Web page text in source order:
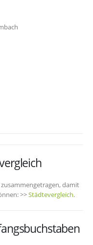
damit
>>Städtevergleich.